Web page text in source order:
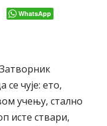
WhatsApp
чује: ето,
учењу, стално
исте ствари,